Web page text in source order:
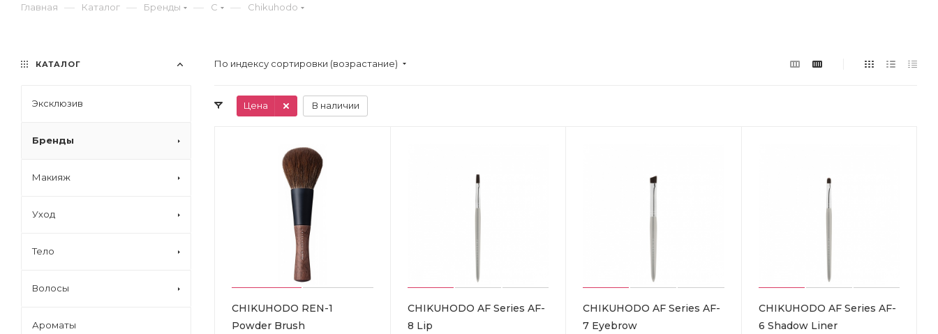
Главная — Каталог — Бренды — C — Chikuhodo
По индексу сортировки (возрастание)
Цена В наличии
CHIKUHODO REN-1
Powder Brush
CHIKUHODO AF Series AF-
8 Lip
CHIKUHODO AF Series AF-
7 Eyebrow
CHIKUHODO AF Series AF-
6 Shadow Liner
КАТАЛОГ
Эксклюзив
Бренды
Макияж
Уход
Тело
Волосы
Ароматы